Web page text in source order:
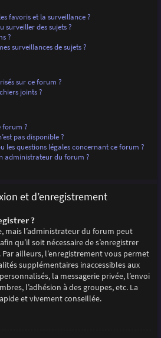
favoris et la surveillance ?
surveiller des sujets ?
?
surveillances de sujets ?
sur ce forum ?
joints ?
forum ?
pas disponible ?
les questions légales concernant ce forum ?
administrateur du forum ?
et d’enregistrement
?
mais l’administrateur du forum peut
qu’il soit nécessaire de s’enregistrer
ailleurs, l’enregistrement vous permet
supplémentaires inaccessibles aux
la messagerie privée, l’envoi
l’adhésion à des groupes, etc. La
et vivement conseillée.